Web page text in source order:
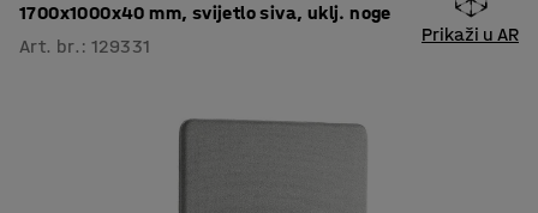
1700x1000x40 mm, svijetlo siva, uklj. noge
Art. br. :129331
Prikaži u AR